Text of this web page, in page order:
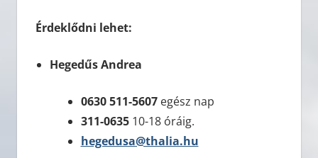
Érdeklődni lehet:
Hegedűs Andrea
0630 511-5607egész nap
311-063510-18 óráig.
hegedusa@thalia.hu